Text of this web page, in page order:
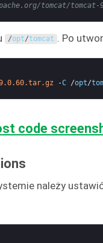
tomcat/
/opt/tomcat . Po
-C /opt/
należy